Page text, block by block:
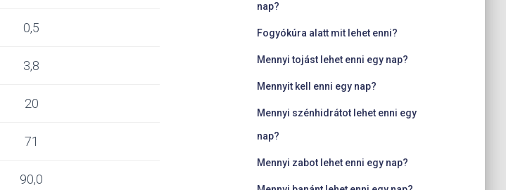
0,5
3,8
20
71
90,0
nap?
Fogyókúra alatt mit lehet enni?
Mennyi tojást lehet enni egy nap?
Mennyit kell enni egy nap?
Mennyi szénhidrátot lehet enni egy
nap?
Mennyi zabot lehet enni egy nap?